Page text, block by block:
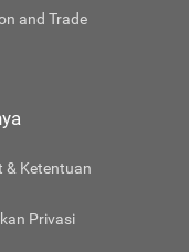
and Trade
& Ketentuan
Privasi